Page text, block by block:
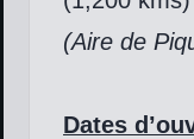
(Aire de
Dates